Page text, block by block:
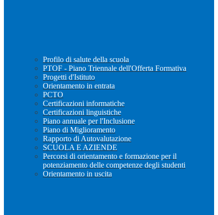
Profilo di salute della scuola
PTOF - Piano Triennale dell'Offerta Formativa
Progetti d'Istituto
Orientamento in entrata
PCTO
Certificazioni informatiche
Certificazioni linguistiche
Piano annuale per l'Inclusione
Piano di Miglioramento
Rapporto di Autovalutazione
SCUOLA E AZIENDE
Percorsi di orientamento e formazione per il
potenziamento delle competenze degli studenti
Orientamento in uscita